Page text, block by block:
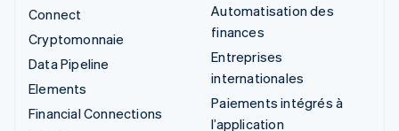
Connect
Cryptomonnaie
Data Pipeline
Elements
Financial Connections
Automatisation des
finances
Entreprises
internationales
Paiements intégrés à
l’application